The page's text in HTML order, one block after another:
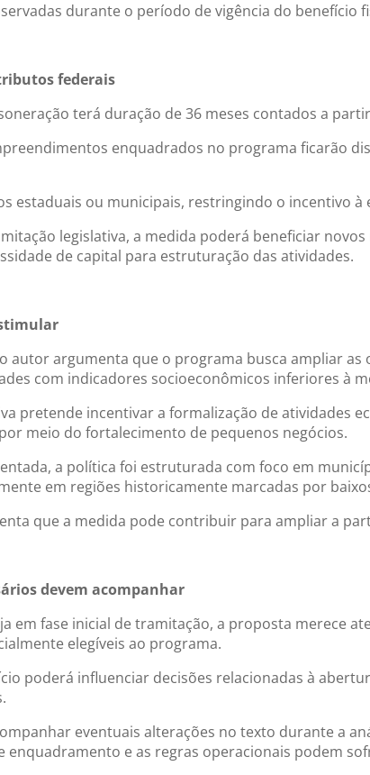
durante o período de vigência do benefício
federais
terá duração de 36 meses contados a
enquadrados no programa ficarão
estaduais ou municipais, restringindo o incentivo à
legislativa, a medida poderá beneficiar
de capital para estruturação das atividades.
autor argumenta que o programa busca ampliar
com indicadores socioeconômicos inferiores à
pretende incentivar a formalização de atividades
meio do fortalecimento de pequenos negócios.
a política foi estruturada com foco em
em regiões historicamente marcadas por
que a medida pode contribuir para ampliar a
devem acompanhar
em fase inicial de tramitação, a proposta merece
elegíveis ao programa.
poderá influenciar decisões relacionadas à
eventuais alterações no texto durante a
enquadramento e as regras operacionais podem